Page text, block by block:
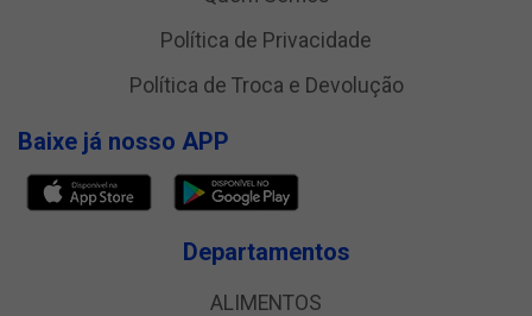
Política de Privacidade
Política de Troca e Devolução
Baixe já nosso APP
Departamentos
ALIMENTOS